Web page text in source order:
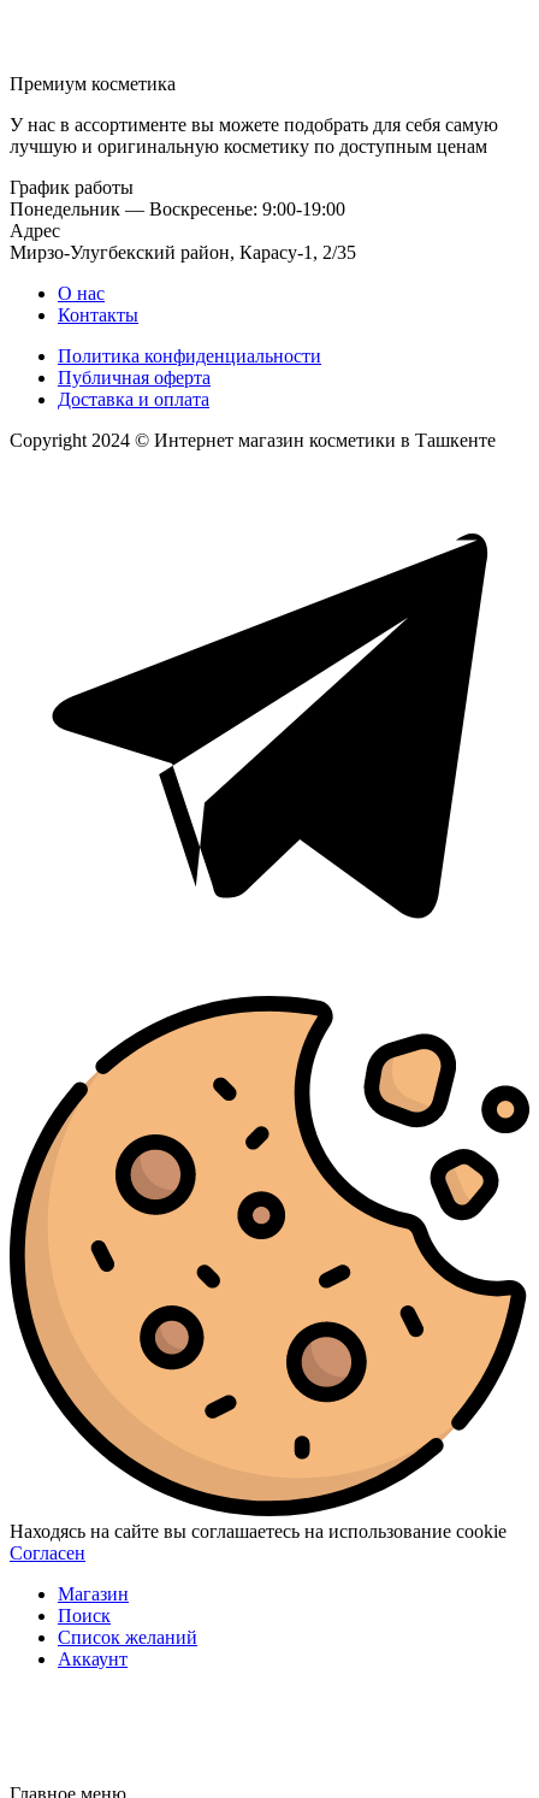
Премиум косметика
У нас в ассортименте вы можете подобрать для себя самую
лучшую и оригинальную косметику по доступным ценам
График работы
Понедельник — Воскресенье: 9:00-19:00
Адрес
Мирзо-Улугбекский район, Карасу-1, 2/35
О нас
Контакты
Политика конфиденциальности
Публичная оферта
Доставка и оплата
Copyright 2024 © Интернет магазин косметики в Ташкенте
Находясь на сайте вы соглашаетесь на использование cookie
Согласен
Магазин
Поиск
Список желаний
Аккаунт
Главное меню